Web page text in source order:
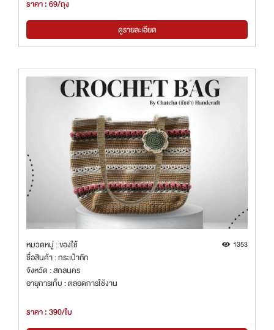
ราคา : 69/ถุง
ดูรายละเอียด
หมวดหมู่ : ของใช้ 1353
ชื่อสินค้า : กระเป๋าถัก
จังหวัด : สกลนคร
อายุการเก็บ : ตลอดการใช้งาน
ราคา : 390/ใบ